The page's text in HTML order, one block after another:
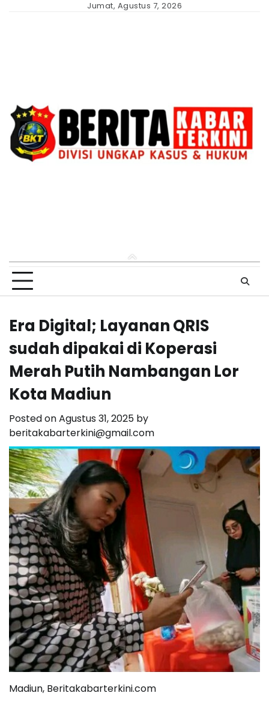
Jumat, Agustus 7, 2026
Era Digital; Layanan QRIS
sudah dipakai di Koperasi
Merah Putih Nambangan Lor
Kota Madiun
Posted onAgustus 31, 2025 by
beritakabarterkini@gmail.com
Madiun, Beritakabarterkini.com